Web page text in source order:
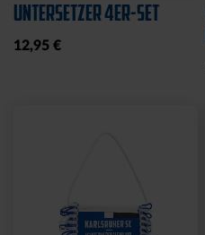
UNTERSETZER 4ER-SET
12,95 €